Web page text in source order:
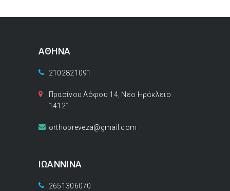
ΑΘΗΝΑ
2102821091
Πρασίνου Λόφου 14, Νέο Ηράκλειο
14121
orthopreveza@gmail.com
ΙΩΑΝΝΙΝΑ
2651306070